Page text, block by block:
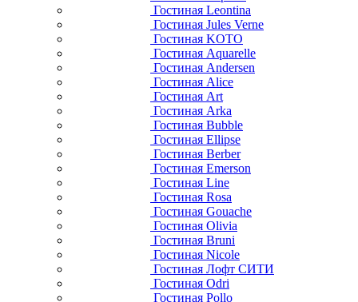
Гостиная Leontina
Гостиная Jules Verne
Гостиная KOTO
Гостиная Aquarelle
Гостиная Andersen
Гостиная Alice
Гостиная Art
Гостиная Arka
Гостиная Bubble
Гостиная Ellipse
Гостиная Berber
Гостиная Emerson
Гостиная Line
Гостиная Rosa
Гостиная Gouache
Гостиная Olivia
Гостиная Bruni
Гостиная Nicole
Гостиная Лофт СИТИ
Гостиная Odri
Гостиная Pollo